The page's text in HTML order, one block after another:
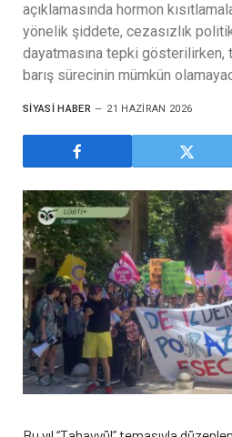
açıklamasında hormon
yönelik şiddete, cezasızlık
dayatmasına tepki gösterilirken,
barış sürecinin mümkün
SIYASI HABER 21 HAZIRAN 2026